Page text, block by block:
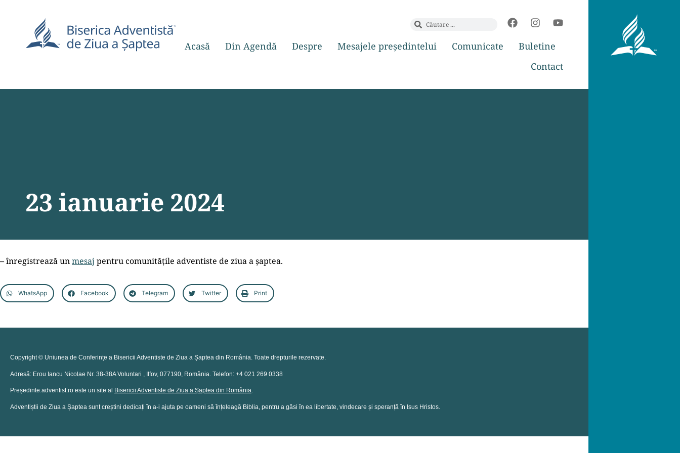
Acasă Din Agendă Despre Mesajele președintelui Comunicate
Buletine
Contact
23 ianuarie 2024
– înregistrează unmesaj pentru comunitățile adventiste de ziua a șaptea.
WhatsApp Facebook Telegram Twitter Print
Copyright © Uniunea de Conferințe a Bisericii Adventiste de Ziua a Șaptea din România. Toate drepturile rezervate.
Adresă: Erou Iancu Nicolae Nr. 38-38A Voluntari , Ilfov, 077190, România. Telefon: +4 021 269 0338
Președinte.adventist.ro este un site al Bisericii Adventiste de Ziua a Șaptea din România.
Adventiștii de Ziua a Șaptea sunt creștini dedicați în a-i ajuta pe oameni să înțeleagă Biblia, pentru a găsi în ea libertate, vindecare și speranță în Isus Hristos.